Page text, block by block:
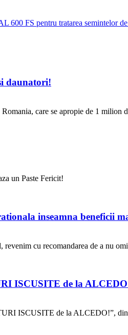
FS pentru tratarea semintelor
daunatori!
care se apropie de 1 milion
un Paste Fericit!
inseamna beneficii
cu recomandarea de a nu
ISCUSITE de la
ISCUSITE de la ALCEDO!”, din